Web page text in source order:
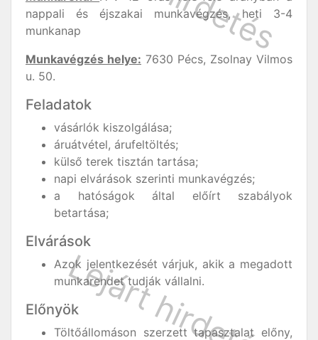
nappali és éjszakai munkavégzés, heti 3-4
munkanap
Munkavégzés helye: 7630 Pécs, Zsolnay Vilmos
u. 50.
Feladatok
vásárlók kiszolgálása;
áruátvétel, árufeltöltés;
külső terek tisztán tartása;
napi elvárások szerinti munkavégzés;
a hatóságok által előírt szabályok
betartása;
Elvárások
Azok jelentkezését várjuk, akik a megadott
munkarendet tudják vállalni.
Előnyök
Töltőállomáson szerzett tapasztalat előny,